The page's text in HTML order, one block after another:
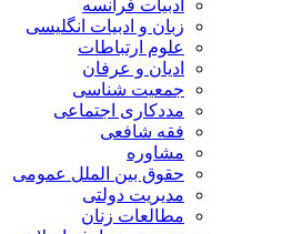
ادبیات فرانسه
زبان و ادبیات انگلیسی
علوم ارتباطات
ادیان و عرفان
جمعیت شناسی
مددکاری اجتماعی
فقه شافعی
مشاوره
حقوق بین الملل عمومی
مدیریت دولتی
مطالعات زنان